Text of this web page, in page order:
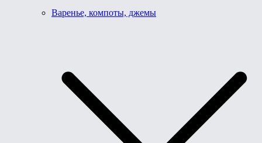
Варенье, компоты, джемы